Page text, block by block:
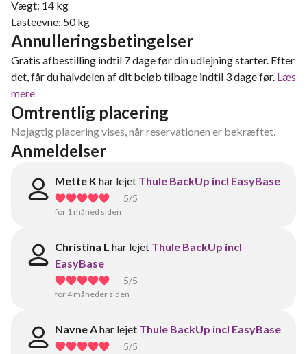
Vægt: 14 kg
Lasteevne: 50 kg
Annulleringsbetingelser
Gratis afbestilling indtil 7 dage før din udlejning starter. Efter
det, får du halvdelen af dit beløb tilbage indtil 3 dage før. Læs
mere
Omtrentlig placering
Nøjagtig placering vises, når reservationen er bekræftet.
Anmeldelser
Mette K har lejet Thule BackUp incl EasyBase
5/5
for 1 måned siden
Christina L har lejet Thule BackUp incl
EasyBase
5/5
for 4 måneder siden
Navne Ahar lejet Thule BackUp incl EasyBase
5/5